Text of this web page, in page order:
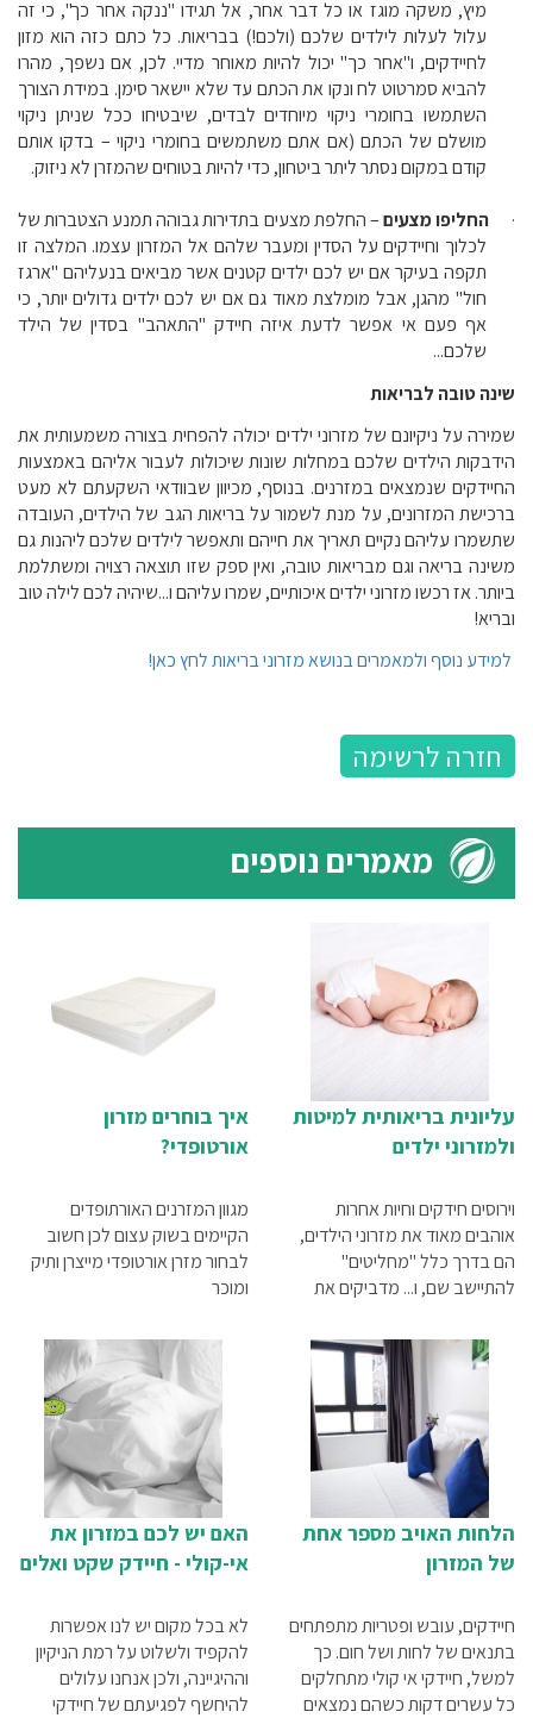
מיץ, משקה מוגז או כל דבר אחר, אל תגידו "ננקה אחר כך", כי זה
עלול לעלות לילדים שלכם (ולכם!) בבריאות. כל כתם כזה הוא מזון
לחיידקים, ו"אחר כך" יכול להיות מאוחר מדיי. לכן, אם נשפך, מהרו
להביא סמרטוט לח ונקו את הכתם עד שלא יישאר סימן. במידת הצורך
השתמשו בחומרי ניקוי מיוחדים לבדים, שיבטיחו ככל שניתן ניקוי
מושלם של הכתם (אם אתם משתמשים בחומרי ניקוי – בדקו אותם
קודם במקום נסתר ליתר ביטחון, כדי להיות בטוחים שהמזרן לא ניזוק.
· החליפו מצעים– החלפת מצעים בתדירות גבוהה תמנע הצטברות של
לכלוך וחיידקים על הסדין ומעבר שלהם אל המזרון עצמו. המלצה זו
תקפה בעיקר אם יש לכם ילדים קטנים אשר מביאים בנעליהם "ארגז
חול" מהגן, אבל מומלצת מאוד גם אם יש לכם ילדים גדולים יותר, כי
אף פעם אי אפשר לדעת איזה חיידק "התאהב" בסדין של הילד
שלכם...
שינה טובה לבריאות
שמירה על ניקיונם של מזרוני ילדים יכולה להפחית בצורה משמעותית את
הידבקות הילדים שלכם במחלות שונות שיכולות לעבור אליהם באמצעות
החיידקים שנמצאים במזרנים. בנוסף, מכיוון שבוודאי השקעתם לא מעט
ברכישת המזרונים, על מנת לשמור על בריאות הגב של הילדים, העובדה
שתשמרו עליהם נקיים תאריך את חייהם ותאפשר לילדים שלכם ליהנות גם
משינה בריאה וגם מבריאות טובה, ואין ספק שזו תוצאה רצויה ומשתלמת
ביותר. אז רכשו מזרוני ילדים איכותיים, שמרו עליהם ו...שיהיה לכם לילה טוב
ובריא!
למידע נוסף ולמאמרים בנושא מזרוני בריאות לחץ כאן!
חזרה לרשימה
מאמרים נוספים
איך בוחרים מזרון
אורטופדי?
מגוון המזרנים האורתופדים
הקיימים בשוק עצום לכן חשוב
לבחור מזרן אורטופדי מייצרן ותיק
ומוכר
עליונית בריאותית למיטות
ולמזרוני ילדים
וירוסים חידקים וחיות אחרות
אוהבים מאוד את מזרוני הילדים,
הם בדרך כלל "מחליטים"
להתיישב שם, ו... מדביקים את
הפתרון לכל אלה הוא עליונית ציפוי
בריאותי למזרוני ילדים.
האם יש לכם במזרון את
אי-קולי - חיידק שקט ואלים
לא בכל מקום יש לנו אפשרות
להקפיד ולשלוט על רמת הניקיון
וההיגיינה, ולכן אנחנו עלולים
להיחשף לפגיעתם של חיידקי
הלחות האויב מספר אחת
של המזרון
חיידקים, עובש ופטריות מתפתחים
בתנאים של לחות ושל חום. כך
למשל, חיידקי אי קולי מתחלקים
כל עשרים דקות כשהם נמצאים